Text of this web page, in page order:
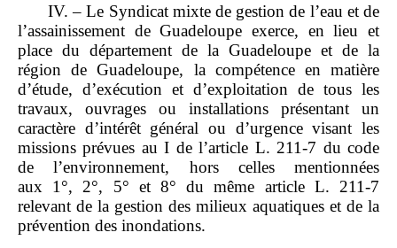
IV. – Le Syndicat mixte de gestion de l’eau et de
l’assainissement de Guadeloupe exerce, en lieu et
place du département de la Guadeloupe et de la
région de Guadeloupe, la compétence en matière
d’étude, d’exécution et d’exploitation de tous les
travaux, ouvrages ou installations présentant un
caractère d’intérêt général ou d’urgence visant les
missions prévues au I de l’article L. 211‑7 du code
de l’environnement, hors celles mentionnées
aux 1°, 2°, 5° et 8° du même article L. 211‑7
relevant de la gestion des milieux aquatiques et de la
prévention des inondations.